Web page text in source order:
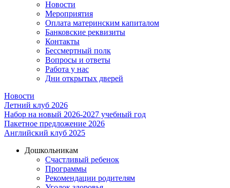
Новости
Мероприятия
Оплата материнским капиталом
Банковские реквизиты
Контакты
Бессмертный полк
Вопросы и ответы
Работа у нас
Дни открытых дверей
Новости
Летний клуб 2026
Набор на новый 2026-2027 учебный год
Пакетное предложение 2026
Английский клуб 2025
Дошкольникам
Счастливый ребенок
Программы
Рекомендации родителям